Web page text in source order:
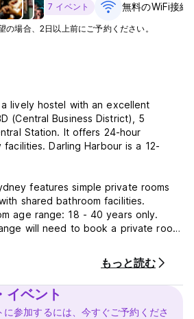
7 イベント 無料のWiFi接続
の場合、2日以上前にご予約ください。
lively hostel with an excellent
(Central Business District), 5
Station. It offers 24-hour
Darling Harbour is a 12-
features simple private rooms
shared bathroom facilities.
age range: 18 - 40 years only.
will need to book a private room.
room.
and secure lockers (PAID) are
ironing facilities can also be
もっと読む
イベント
参加するには、今すぐご予約くださ